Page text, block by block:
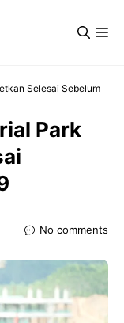
Selesai Sebelum
Park
No comments